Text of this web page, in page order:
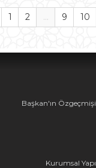
1 2 ... 9 10
Başkan'ın Özgeçmişi
Kurumsal Yapı